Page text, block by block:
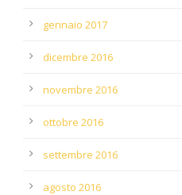
gennaio 2017
dicembre 2016
novembre 2016
ottobre 2016
settembre 2016
agosto 2016